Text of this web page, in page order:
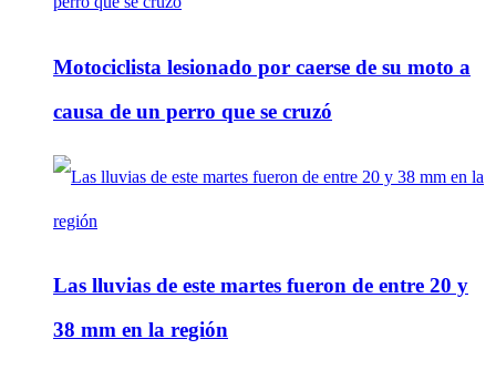
Motociclista lesionado por caerse de su moto a
causa de un perro que se cruzó
Las lluvias de este martes fueron de entre 20 y
38 mm en la región